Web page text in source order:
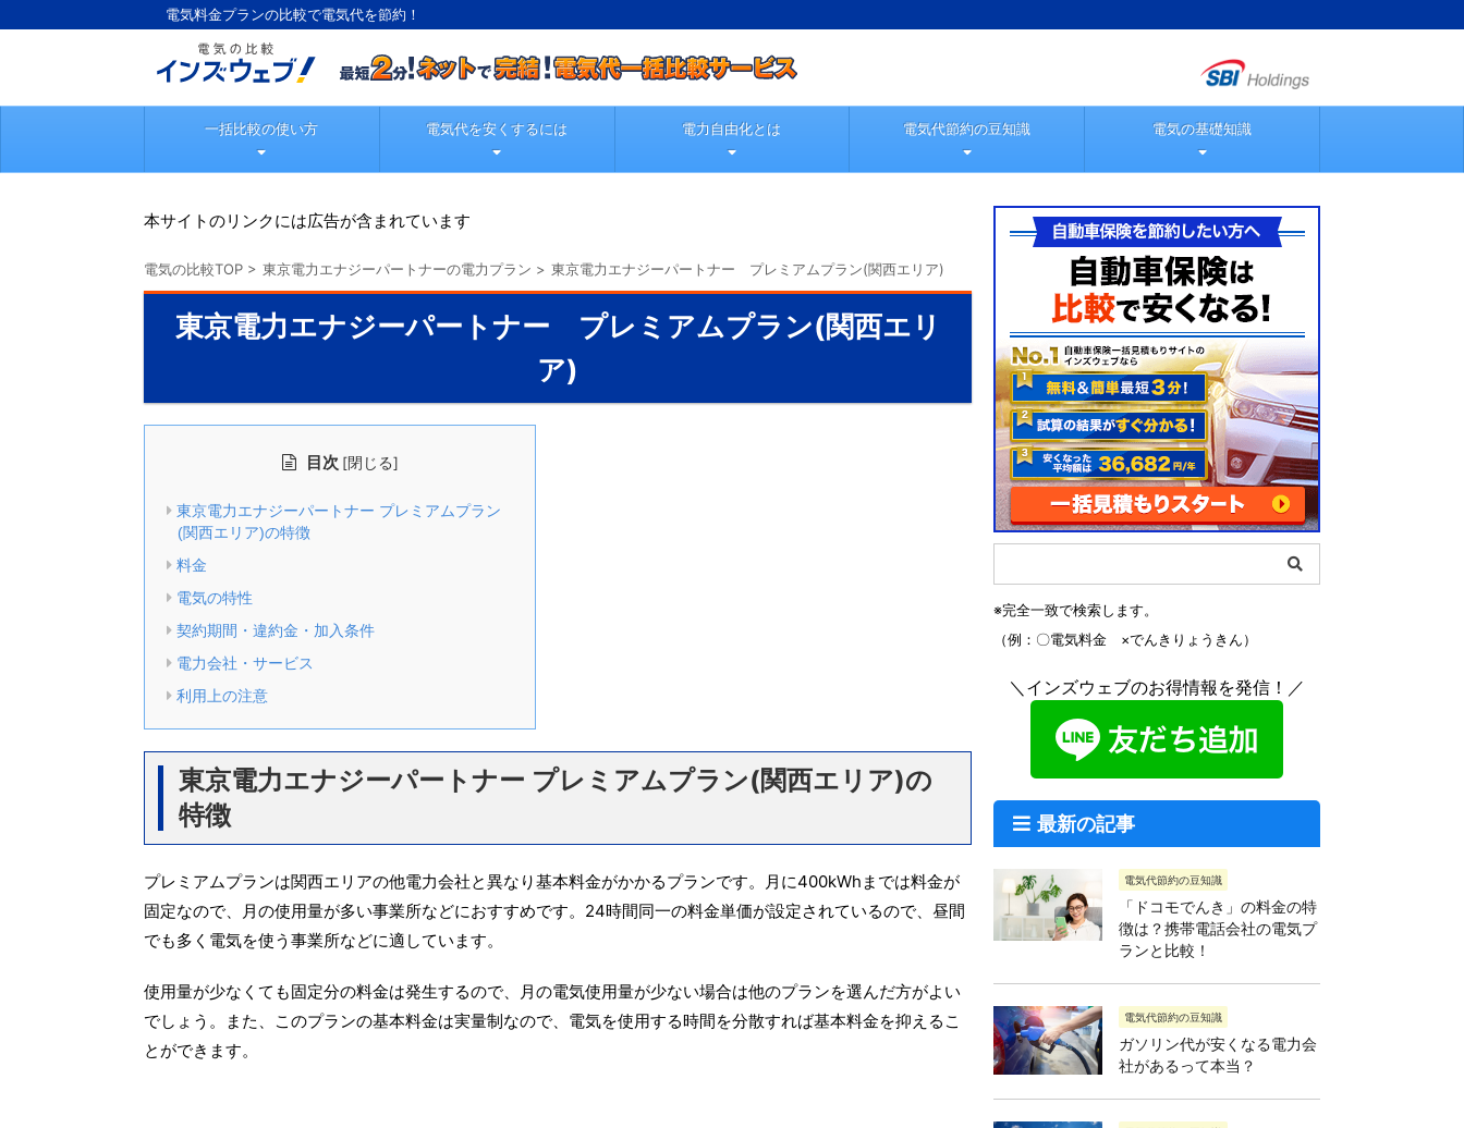
電気料金プランの比較で電気代を節約！
一括比較の使い方 電気代を安くするには 電力自由化とは 電気代節約の豆知識 電気の基礎知識
本サイトのリンクには広告が含まれています
電気の比較TOP > 東京電力エナジーパートナーの電力プラン > 東京電力エナジーパートナー プレミアムプラン(関西エリア)
東京電力エナジーパートナー プレミアムプラン(関西エリ
ア)
目次 [閉じる]
東京電力エナジーパートナー プレミアムプラン
(関西エリア)の特徴
料金
電気の特性
契約期間・違約金・加入条件
電力会社・サービス
利用上の注意
東京電力エナジーパートナー プレミアムプラン(関西エリア)の
特徴
プレミアムプランは関西エリアの他電力会社と異なり基本料金がかかるプランです。月に400kWhまでは料金が
固定なので、月の使用量が多い事業所などにおすすめです。24時間同一の料金単価が設定されているので、昼間
でも多く電気を使う事業所などに適しています。
使用量が少なくても固定分の料金は発生するので、月の電気使用量が少ない場合は他のプランを選んだ方がよい
でしょう。また、このプランの基本料金は実量制なので、電気を使用する時間を分散すれば基本料金を抑えるこ
とができます。
※完全一致で検索します。
（例：〇電気料金 ×でんきりょうきん）
＼インズウェブのお得情報を発信！／
最新の記事
電気代節約の豆知識
「ドコモでんき」の料金の特
徴は？携帯電話会社の電気プ
ランと比較！
電気代節約の豆知識
ガソリン代が安くなる電力会
社があるって本当？